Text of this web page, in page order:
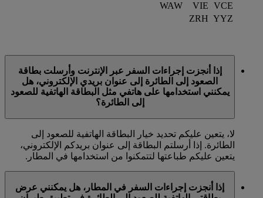
VCE
VIE
WAW
YYZ
ZRH
إذا أنجزت إجراءات السفر عبر الإنترنت وأرسلت بطاقة
الصعود إلى الطائرة إلى عنوان بريدي الإلكتروني، هل
يمكنني استخدامها على هاتفي مثل البطاقة الهاتفية للصعود
إلى الطائرة؟
لا، يتعين عليكم تحديد خيار البطاقة الهاتفية للصعود إلى
الطائرة. إذا أرسلتم البطاقة إلى عنوان بريدكم الإلكتروني،
يتعين عليكم طباعتها لتتمكنوا من استخدامها في المطار.
إذا أنجزت إجراءات السفر في المطار، هل يمكنني عرض